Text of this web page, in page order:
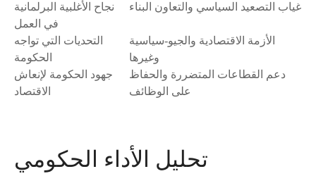
نجاح الأغلبية البرلمانية
في العمل
غياب التصعيد السياسي والتعاون البناء
التحديات التي تواجه
الحكومة
الأزمة الاقتصادية والجيو-سياسية
وغيرها
جهود الحكومة لإنعاش
الاقتصاد
دعم القطاعات المتضررة والحفاظ
على الوظائف
تحليل الأداء الحكومي